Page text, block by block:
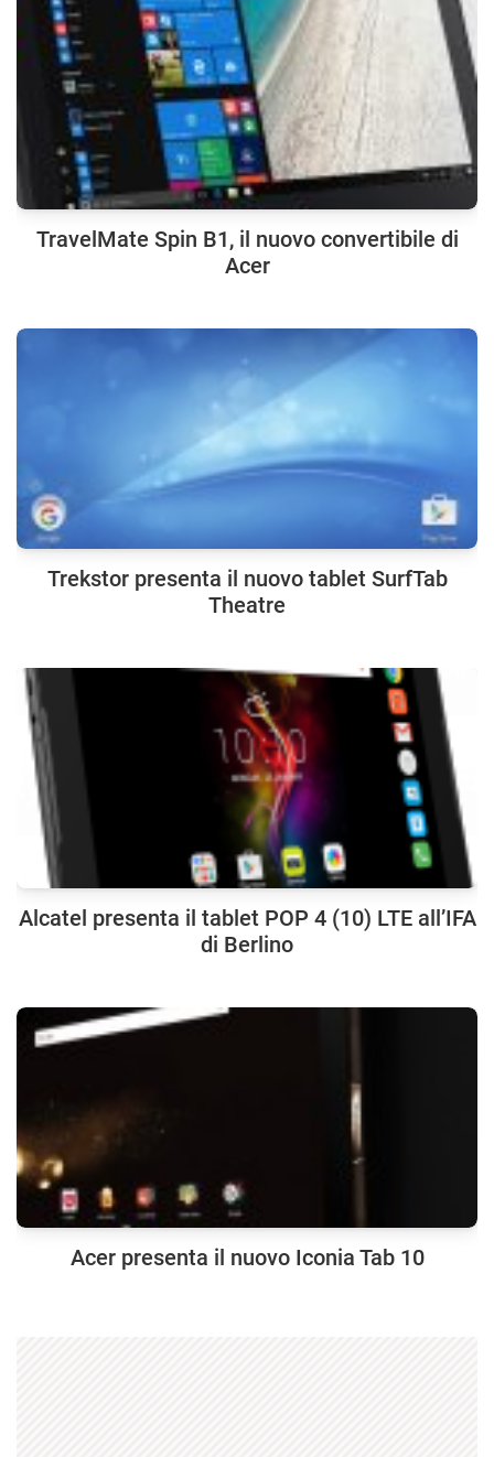
TravelMate Spin B1, il nuovo convertibile di
Acer
Trekstor presenta il nuovo tablet SurfTab
Theatre
Alcatel presenta il tablet POP 4 (10) LTE all’IFA
di Berlino
Acer presenta il nuovo Iconia Tab 10